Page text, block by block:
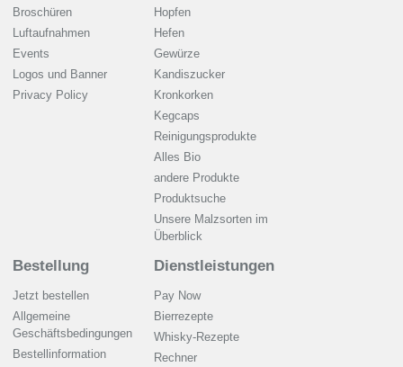
Broschüren
Luftaufnahmen
Events
Logos und Banner
Privacy Policy
Hopfen
Hefen
Gewürze
Kandiszucker
Kronkorken
Kegcaps
Reinigungsprodukte
Alles Bio
andere Produkte
Produktsuche
Unsere Malzsorten im
Überblick
Bestellung
Jetzt bestellen
Allgemeine
Geschäftsbedingungen
Bestellinformation
Dienstleistungen
Pay Now
Bierrezepte
Whisky-Rezepte
Rechner